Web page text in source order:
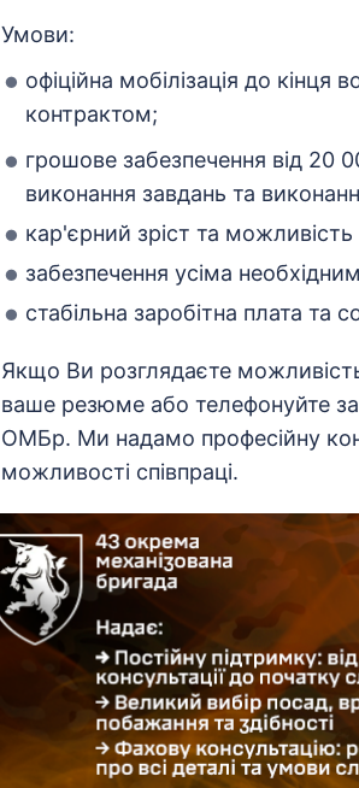
Умови:
офіційна мобілізація до
контрактом;
грошове забезпечення від 20
виконання завдань та
кар'єрний зріст та
забезпечення усіма
стабільна заробітна плата та
Якщо Ви розглядаєте
ваше резюме або телефонуйте
ОМБр. Ми надамо професійну
можливості співпраці.